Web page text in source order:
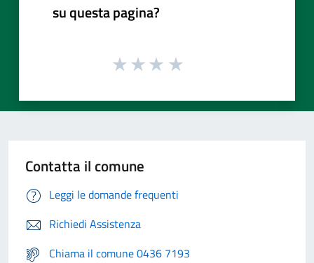
su questa pagina?
Contatta il comune
Leggi le domande frequenti
Richiedi Assistenza
Chiama il comune 0436 7193